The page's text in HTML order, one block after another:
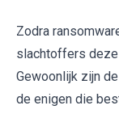
Zodra
slachtoffers
Gewoonlijk zijn
de enigen die